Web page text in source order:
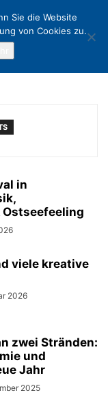
in
viele kreative
2026
zwei Stränden:
und
Jahr
2025
Sie die Website
von Cookies zu.